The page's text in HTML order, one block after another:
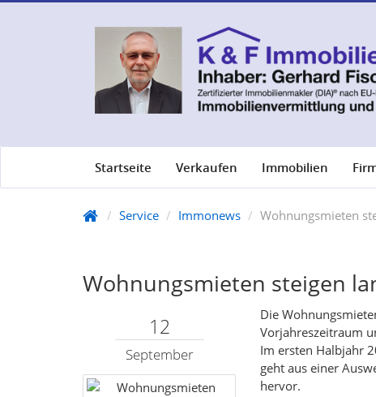
Startseite Verkaufen Immobilien
Service Immonews Wohnungsmieten
Wohnungsmieten steigen
12
September
Die
Vorjahreszeitraum
Im ersten Halbjahr
geht aus einer
hervor.